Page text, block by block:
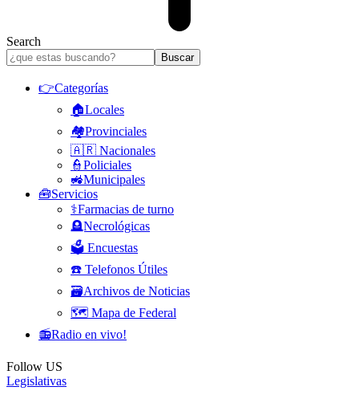
Search
👉Categorías
🏠Locales
🏘️Provinciales
🇦🇷 Nacionales
👮Policiales
🚜Municipales
🧰Servicios
⚕️Farmacias de turno
🪦Necrológicas
🗳️ Encuestas
☎️ Telefonos Útiles
🗃️Archivos de Noticias
🗺️ Mapa de Federal
📻Radio en vivo!
Follow US
Legislativas